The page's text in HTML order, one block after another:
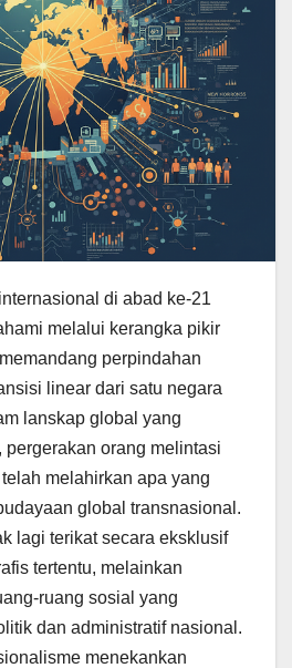
di abad ke-21
melalui kerangka pikir
perpindahan
linear dari satu negara
lanskap global yang
pergerakan orang melintasi
melahirkan apa yang
global transnasional.
lagi terikat secara eksklusif
tertentu, melainkan
ruang sosial yang
dan administratif nasional.
menekankan